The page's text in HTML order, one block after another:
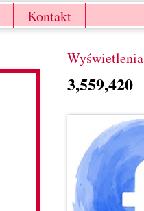
Kontakt
Wyświetlenia
3,559,420